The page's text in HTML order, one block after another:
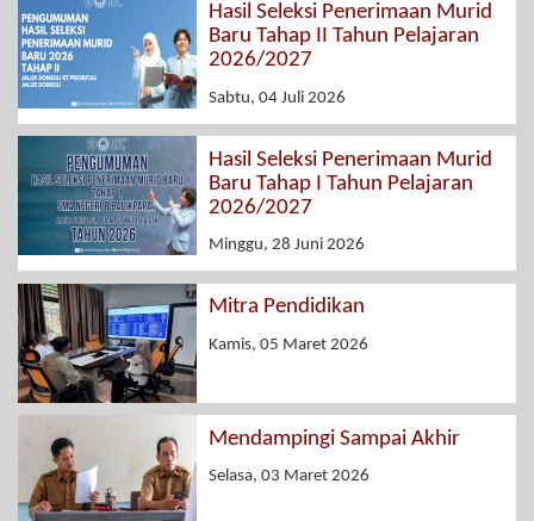
Hasil Seleksi Penerimaan Murid
Baru Tahap II Tahun Pelajaran
2026/2027
Sabtu, 04 Juli 2026
Hasil Seleksi Penerimaan Murid
Baru Tahap I Tahun Pelajaran
2026/2027
Minggu, 28 Juni 2026
Mitra Pendidikan
Kamis, 05 Maret 2026
Mendampingi Sampai Akhir
Selasa, 03 Maret 2026